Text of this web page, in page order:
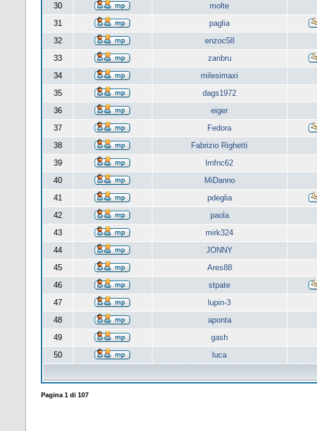
30
molte
31
paglia
32
enzoc58
33
zanbru
34
milesimaxi
35
dags1972
36
eiger
37
Fedora
38
Fabrizio Righetti
39
lrnfnc62
40
MiDanno
41
pdeglia
42
paola
43
mirk324
44
JONNY
45
Ares88
46
stpate
47
lupin-3
48
aponta
49
gash
50
luca
Pagina 1di 107